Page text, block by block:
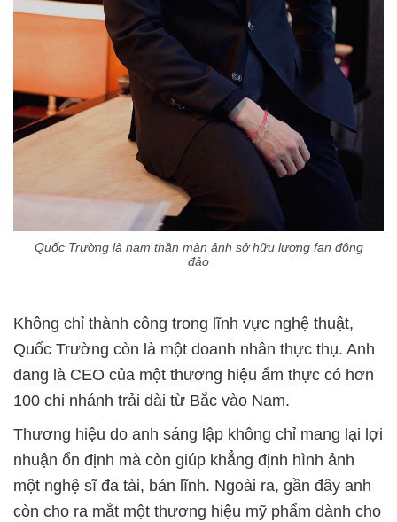
Quốc Trường là nam thần màn ảnh sở hữu lượng fan đông
đảo
Không chỉ thành công trong lĩnh vực nghệ thuật,
Quốc Trường còn là một doanh nhân thực thụ. Anh
đang là CEO của một thương hiệu ẩm thực có hơn
100 chi nhánh trải dài từ Bắc vào Nam.
Thương hiệu do anh sáng lập không chỉ mang lại lợi
nhuận ổn định mà còn giúp khẳng định hình ảnh
một nghệ sĩ đa tài, bản lĩnh. Ngoài ra, gần đây anh
còn cho ra mắt một thương hiệu mỹ phẩm dành cho